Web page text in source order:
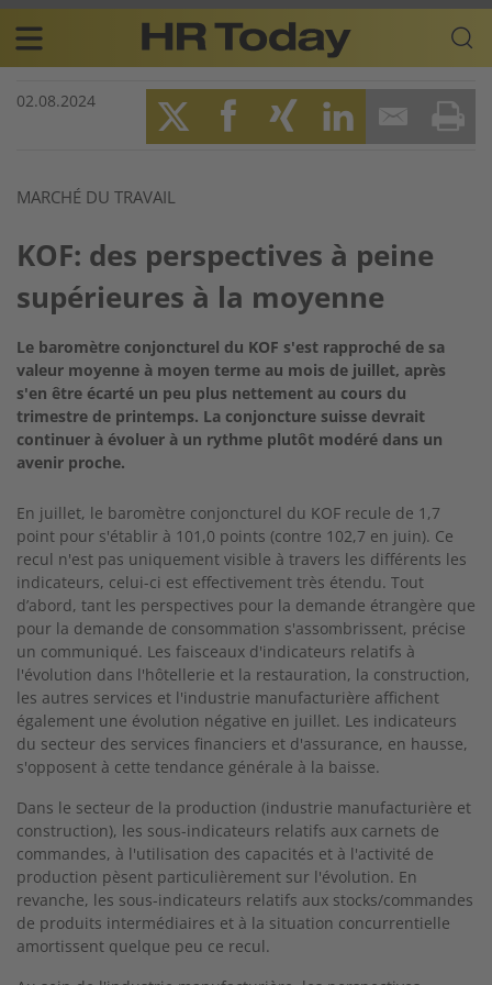
Skip
content
Plattform
für
Resources
navigation
02.08.2024
MARCHÉ DU TRAVAIL
KOF: des perspectives à peine
supérieures à la moyenne
Le baromètre conjoncturel du KOF s'est rapproché de sa
valeur moyenne à moyen terme au mois de juillet, après
s'en être écarté un peu plus nettement au cours du
trimestre de printemps. La conjoncture suisse devrait
continuer à évoluer à un rythme plutôt modéré dans un
avenir proche.
En juillet, le baromètre conjoncturel du KOF recule de 1,7
point pour s'établir à 101,0 points (contre 102,7 en juin). Ce
recul n'est pas uniquement visible à travers les différents les
indicateurs, celui-ci est effectivement très étendu. Tout
d’abord, tant les perspectives pour la demande étrangère que
pour la demande de consommation s'assombrissent, précise
un communiqué. Les faisceaux d'indicateurs relatifs à
l'évolution dans l'hôtellerie et la restauration, la construction,
les autres services et l'industrie manufacturière affichent
également une évolution négative en juillet. Les indicateurs
du secteur des services financiers et d'assurance, en hausse,
s'opposent à cette tendance générale à la baisse.
Dans le secteur de la production (industrie manufacturière et
construction), les sous-indicateurs relatifs aux carnets de
commandes, à l'utilisation des capacités et à l'activité de
production pèsent particulièrement sur l'évolution. En
revanche, les sous-indicateurs relatifs aux stocks/commandes
de produits intermédiaires et à la situation concurrentielle
amortissent quelque peu ce recul.